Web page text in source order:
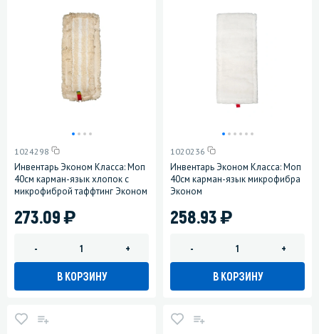
1024298
Инвентарь Эконом Класса: Моп
40см карман-язык хлопок с
микрофиброй таффтинг Эконом
273.09)
- +
В КОРЗИНУ
1020236
Инвентарь Эконом Класса: Моп
40см карман-язык микрофибра
Эконом
258.93)
- +
В КОРЗИНУ